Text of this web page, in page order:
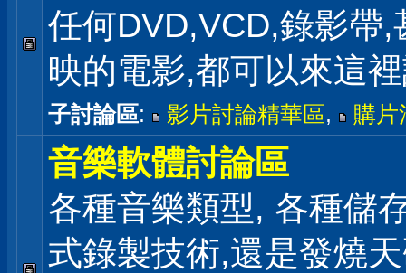
任何DVD,VCD,錄影帶,
映的電影,都可以來這
子討論區: 影片討論精華區, 購片
音樂軟體討論區
各種音樂類型, 各種儲
式錄製技術,還是發燒